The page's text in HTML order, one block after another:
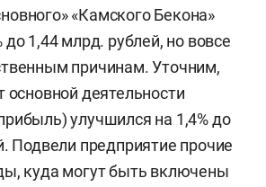
«Камского Бекона»
до 1,44 млрд. рублей, но вовсе
причинам. Уточним,
основной деятельности
улучшился на 1,4% до
Подвели предприятие прочие
куда могут быть включены